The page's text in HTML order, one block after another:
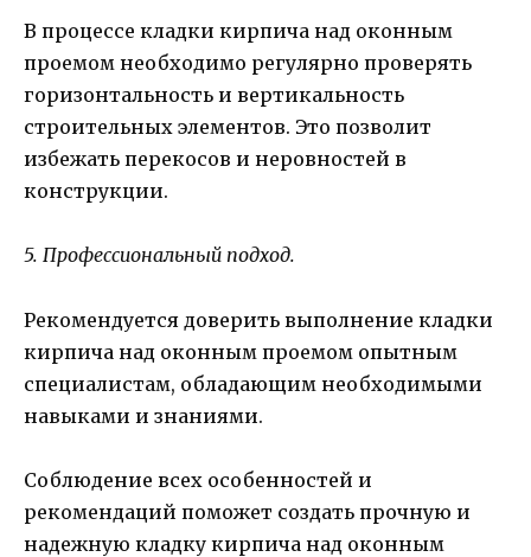
В процессе кладки кирпича над оконным
проемом необходимо регулярно проверять
горизонтальность и вертикальность
строительных элементов. Это позволит
избежать перекосов и неровностей в
конструкции.
5. Профессиональный подход.
Рекомендуется доверить выполнение кладки
кирпича над оконным проемом опытным
специалистам, обладающим необходимыми
навыками и знаниями.
Соблюдение всех особенностей и
рекомендаций поможет создать прочную и
надежную кладку кирпича над оконным